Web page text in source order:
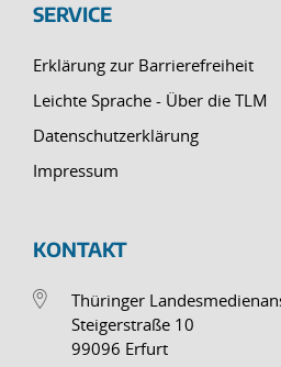
SERVICE
Erklärung zur Barrierefreiheit
Leichte Sprache - Über die TLM
Datenschutzerklärung
Impressum
KONTAKT
Thüringer
Steigerstraße 10
99096 Erfurt